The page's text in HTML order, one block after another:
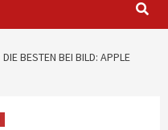
DIE BESTEN BEI BILD: APPLE